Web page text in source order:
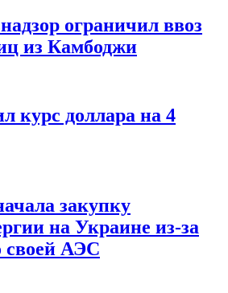
ограничил ввоз
из Камбоджи
курс доллара на 4
закупку
на Украине из-за
своей АЭС